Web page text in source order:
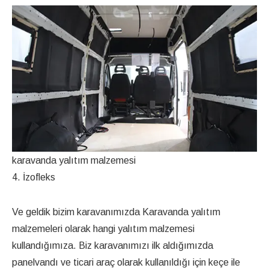
karavanda yalıtım malzemesi
4. İzofleks
Ve geldik bizim karavanımızda Karavanda yalıtım
malzemeleri olarak hangi yalıtım malzemesi
kullandığımıza. Biz karavanımızı ilk aldığımızda
panelvandı ve ticari araç olarak kullanıldığı için keçe ile